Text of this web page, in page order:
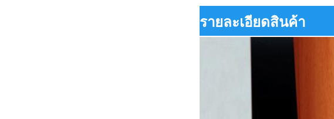
รายละเอียดสินค้า